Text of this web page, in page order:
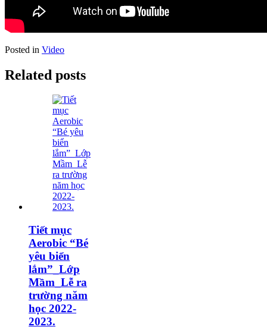
Posted in Video
Related posts
Tiết mục
Aerobic “Bé
yêu biển
lắm”_Lớp
Mầm_Lễ ra
trường năm
học 2022-
2023.